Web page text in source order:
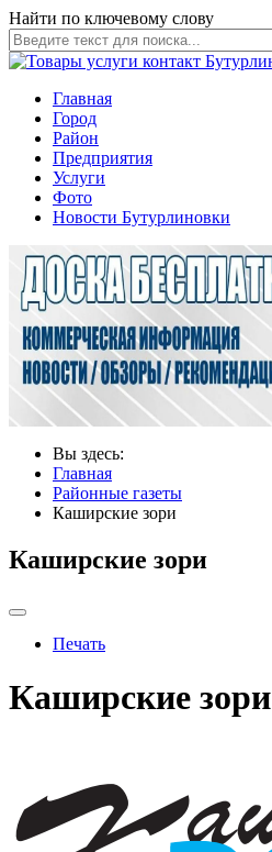
Найти по ключевому слову
Главная
Город
Район
Предприятия
Услуги
Фото
Новости Бутурлиновки
Вы здесь:
Главная
Районные газеты
Каширские зори
Каширские зори
Печать
Каширские зори